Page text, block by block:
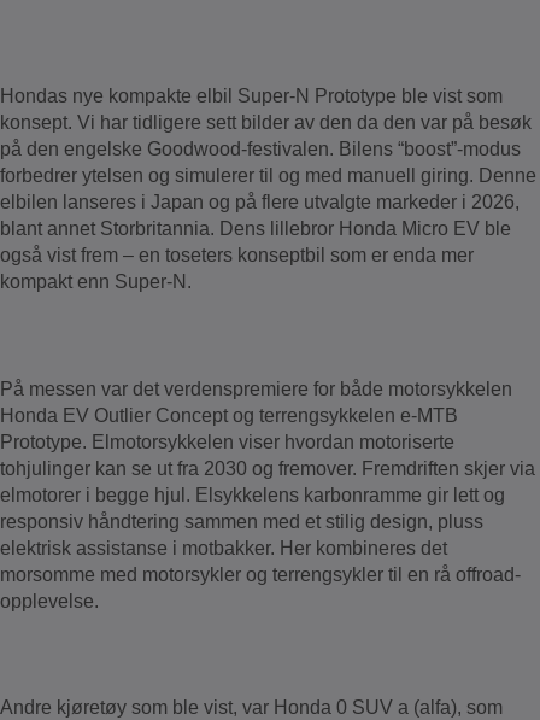
Hondas nye kompakte elbil Super-N Prototype ble vist som
konsept. Vi har tidligere sett bilder av den da den var på besøk
på den engelske Goodwood-festivalen. Bilens “boost”-modus
forbedrer ytelsen og simulerer til og med manuell giring. Denne
elbilen lanseres i Japan og på flere utvalgte markeder i 2026,
blant annet Storbritannia. Dens lillebror Honda Micro EV ble
også vist frem – en toseters konseptbil som er enda mer
kompakt enn Super-N.
På messen var det verdenspremiere for både motorsykkelen
Honda EV Outlier Concept og terrengsykkelen e-MTB
Prototype. Elmotorsykkelen viser hvordan motoriserte
tohjulinger kan se ut fra 2030 og fremover. Fremdriften skjer via
elmotorer i begge hjul. Elsykkelens karbonramme gir lett og
responsiv håndtering sammen med et stilig design, pluss
elektrisk assistanse i motbakker. Her kombineres det
morsomme med motorsykler og terrengsykler til en rå offroad-
opplevelse.
Andre kjøretøy som ble vist, var Honda 0 SUV a (alfa), som